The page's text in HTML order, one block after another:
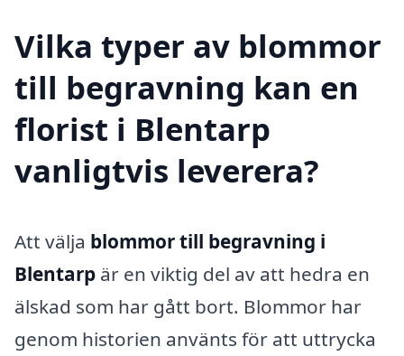
Vilka typer av blommor
till begravning kan en
florist i Blentarp
vanligtvis leverera?
Att välja blommor till begravning i
Blentarp är en viktig del av att hedra en
älskad som har gått bort. Blommor har
genom historien använts för att uttrycka